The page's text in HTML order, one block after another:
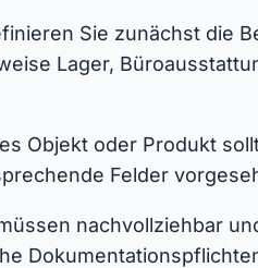
Sie zunächst die
Lager,
Objekt oder Produkt
Felder
nachvollziehbar